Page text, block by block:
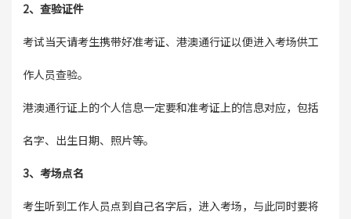
2、查验证件
考试当天请考生携带好准考证、港澳通行证以便进入考场供工
作人员查验。
港澳通行证上的个人信息一定要和准考证上的信息对应，包括
名字、出生日期、照片等。
3、考场点名
考生听到工作人员点到自己名字后，进入考场，与此同时要将